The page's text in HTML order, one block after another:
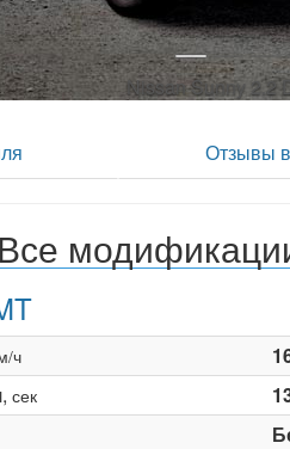
Nissan Sunny 2.2
Отзывы
Все
ч
сек